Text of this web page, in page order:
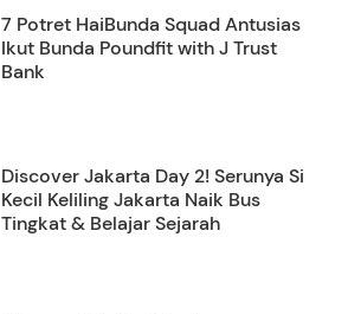
7 Potret HaiBunda Squad Antusias
Ikut Bunda Poundfit with J Trust
Bank
Discover Jakarta Day 2! Serunya Si
Kecil Keliling Jakarta Naik Bus
Tingkat & Belajar Sejarah